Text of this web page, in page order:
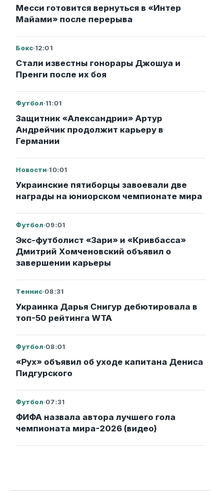
Месси готовится вернуться в «Интер
Майами» после перерыва
Бокс·12:01
Стали известны гонорары Джошуа и
Пренги после их боя
Футбол·11:01
Защитник «Александрии» Артур
Андрейчик продолжит карьеру в
Германии
Новости·10:01
Украинские пятиборцы завоевали две
награды на юниорском чемпионате мира
Футбол·09:01
Экс-футболист «Зари» и «Кривбасса»
Дмитрий Хомченовский объявил о
завершении карьеры
Теннис·08:31
Украинка Дарья Снигур дебютировала в
топ-50 рейтинга WTA
Футбол·08:01
«Рух» объявил об уходе капитана Дениса
Пидгурского
Футбол·07:31
ФИФА назвала автора лучшего гола
чемпионата мира-2026 (видео)